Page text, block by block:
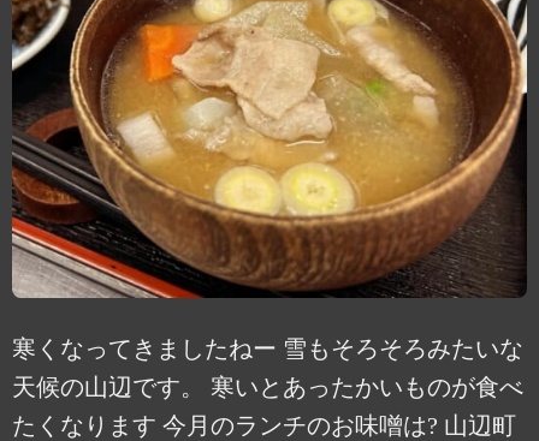
寒くなってきましたねー 雪もそろそろみたいな
天候の山辺です。 寒いとあったかいものが食べ
たくなります️ 今月のランチのお味噌は? 山辺町